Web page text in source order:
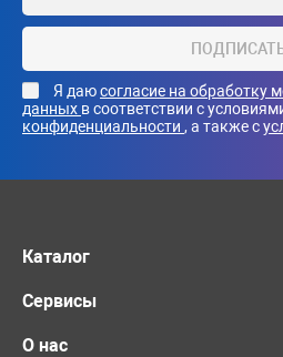
Я даюсогласие на обработку
данных в соответствии с
конфиденциальности , а также с
Каталог
Сервисы
О нас